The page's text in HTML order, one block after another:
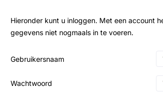
Hieronder kunt u inloggen. Met een account
gegevens niet nogmaals in te voeren.
Gebruikersnaam
Wachtwoord